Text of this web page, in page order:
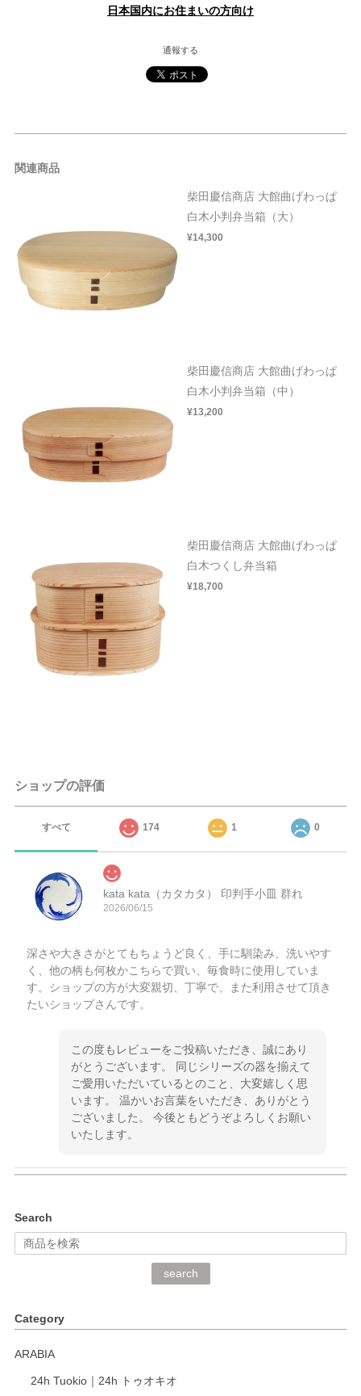
日本国内にお住まいの方向け
通報する
関連商品
柴田慶信商店 大館曲げわっぱ
白木小判弁当箱（大）
¥14,300
柴田慶信商店 大館曲げわっぱ
白木小判弁当箱（中）
¥13,200
柴田慶信商店 大館曲げわっぱ
白木つくし弁当箱
¥18,700
ショップの評価
すべて 174 1 0
kata kata（カタカタ） 印判手小皿 群れ
2026/06/15
深さや大きさがとてもちょうど良く、手に馴染み、洗いやす
く、他の柄も何枚かこちらで買い、毎食時に使用していま
す。ショップの方が大変親切、丁寧で、また利用させて頂き
たいショップさんです。
この度もレビューをご投稿いただき、誠にあり
がとうございます。 同じシリーズの器を揃えて
ご愛用いただいているとのこと、大変嬉しく思
います。 温かいお言葉をいただき、ありがとう
ございました。 今後ともどうぞよろしくお願い
いたします。
深さや大きさがとてもちょうど良く、手に馴染み、洗いやす
く、他の柄も何枚かこちらで買い、毎食時に使用していま
く交換して下さいました。
がとうございます。 同じシリーズの器を揃えて
Search
search
Category
ARABIA
24h Tuokio｜24h トゥオキオ